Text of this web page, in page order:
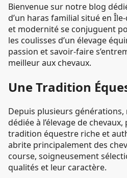
Bienvenue sur notre blog
d’un haras familial situé en
et modernité se conjuguent
les coulisses d’un élevage
passion et savoir-faire
meilleur aux chevaux.
Une Tradition
Depuis plusieurs générations,
dédiée à l’élevage de
tradition équestre riche et
abrite principalement des
course, soigneusement
qualités et leur caractère.